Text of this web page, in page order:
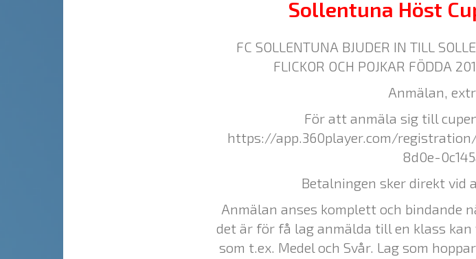
Sollentuna Höst
FC SOLLENTUNA BJUDER IN TILL
FLICKOR OCH POJKAR FÖDDA
Anmälan,
För att anmäla sig till
https://app.360player.com/
8d0e-
Betalningen sker direkt vid
Anmälan anses komplett och bindande
det är för få lag anmälda till en klass
som t.ex. Medel och Svår. Lag som